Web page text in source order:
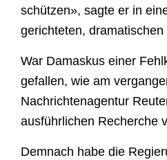
schützen», sagte er in
gerichteten, dramatischen
War Damaskus einer
gefallen, wie am
Nachrichtenagentur
ausführlichen Recherche
Demnach habe die